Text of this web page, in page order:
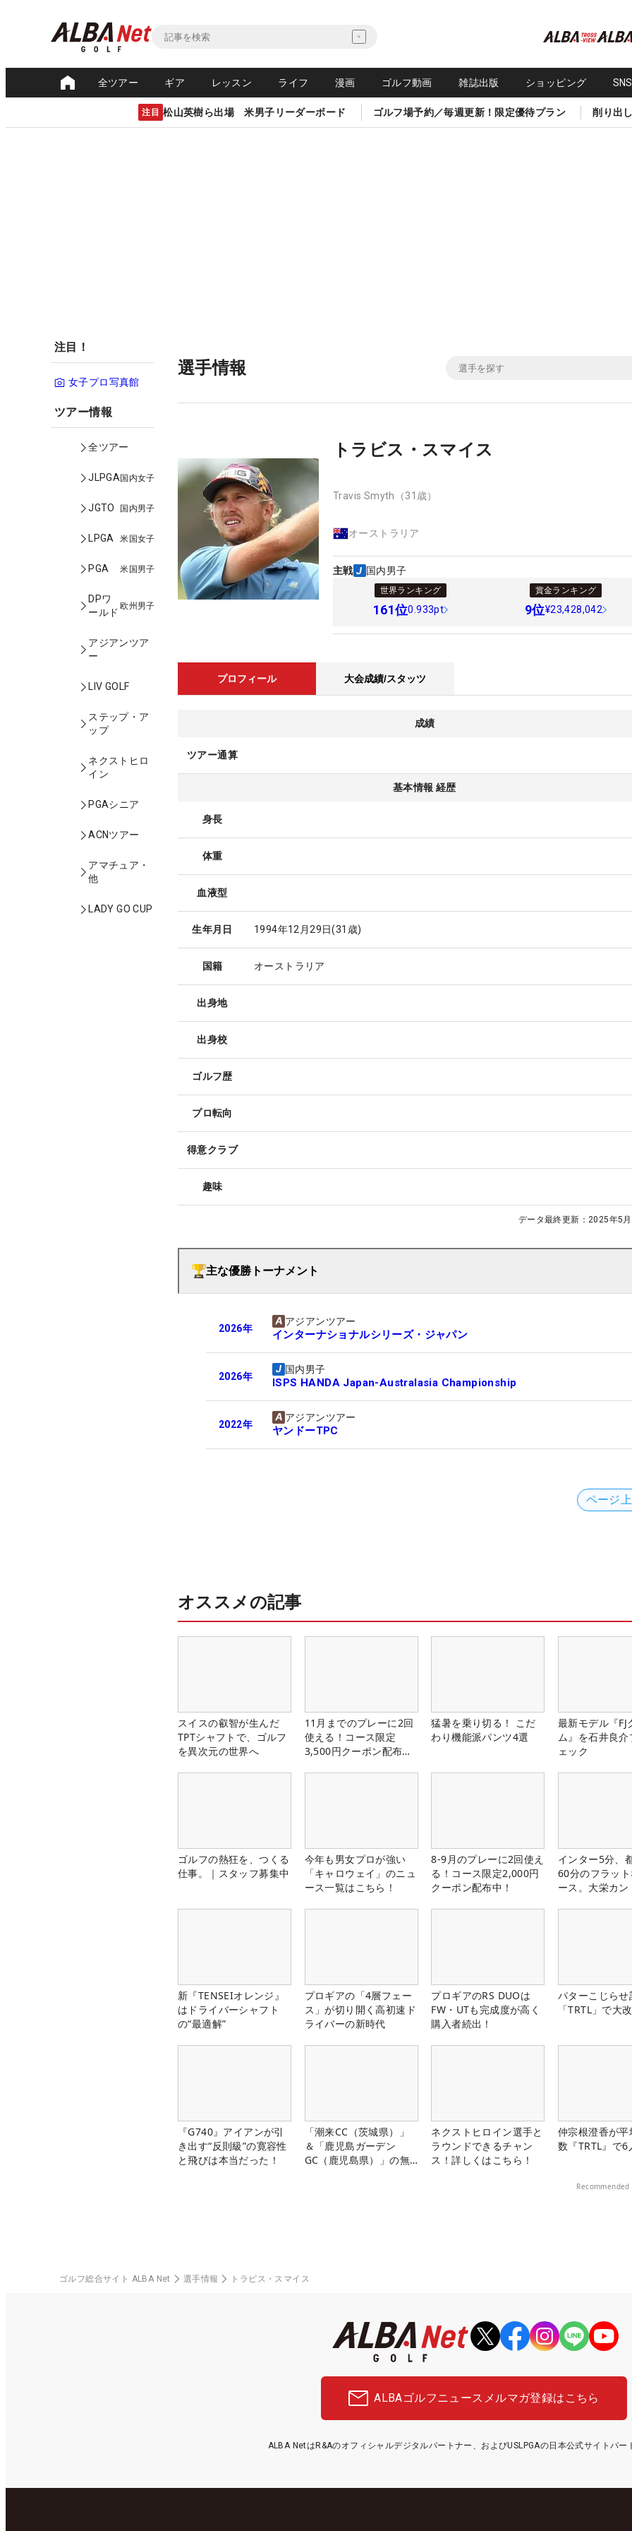
全ツアー ギア レッスン ライフ 漫画 ゴルフ動画 雑誌出版 ショッピング
注目 松山英樹ら出場 米男子リーダーボード ゴルフ場予約／毎週更新！限定優待プラン 削り出
注目！
女子プロ写真館
ツアー情報
全ツアー
JLPGA国内女子
JGTO 国内男子
LPGA 米国女子
PGA 米国男子
DPワ
ールド
欧州男子
アジアンツア
ー
LIV GOLF
ステップ・ア
ップ
ネクストヒロ
イン
PGAシニア
ACNツアー
アマチュア・
他
LADY GO CUP
選手情報
トラビス・スマイス
Travis Smyth （31歳）
オーストラリア
主戦 国内男子
世界ランキング
161位0.933pt
賞金ランキング
9位¥23,428,042
プロフィール 大会成績/スタッツ
成績
ツアー通算
基本情報 経歴
身長
体重
血液型
生年月日 1994年12月29日(31歳)
国籍 オーストラリア
出身地
出身校
ゴルフ歴
プロ転向
得意クラブ
趣味
データ最終更新： 2025年5
主な優勝トーナメント
2026年
アジアンツアー
インターナショナルシリーズ・ジャパン
2026年
国内男子
ISPS HANDA Japan-Australasia Championship
2022年
アジアンツアー
ヤンドーTPC
ページ
オススメの記事
スイスの叡智が生んだ
TPTシャフトで、ゴルフ
を異次元の世界へ
11月までのプレーに2回
使える！コース限定
3,500円クーポン配布
猛暑を乗り切る！ こだ
わり機能派パンツ4選
最新モデル『FJ
ム』を石井良
ェック
ゴルフの熱狂を、つくる
仕事。｜スタッフ募集中
今年も男女プロが強い
「キャロウェイ」のニュ
ース一覧はこちら！
8-9月のプレーに2回使え
る！コース限定2,000円
クーポン配布中！
インター5分、
60分のフラッ
ース。大栄カ
新『TENSEIオレンジ』
はドライバーシャフト
の“最適解”
プロギアの「4層フェー
ス」が切り開く高初速ド
ライバーの新時代
プロギアのRS DUOは
FW・UTも完成度が高く
購入者続出！
パターこじらせ
「TRTL」で大
『G740』アイアンが引
き出す“反則級”の寛容性
と飛びは本当だった！
「潮来CC（茨城県）」
＆「鹿児島ガーデン
GC（鹿児島県）」の無
ネクストヒロイン選手と
ラウンドできるチャン
ス！詳しくはこちら！
仲宗根澄香が
数『TRTL』で6
Recommended
ゴルフ総合サイト ALBA Net 選手情報 トラビス・スマイス
ALBAゴルフニュース メルマガ登録はこちら
ALBA NetはR&Aのオフィシャルデジタルパートナー、およびUSLPGAの日本公式サイトパー